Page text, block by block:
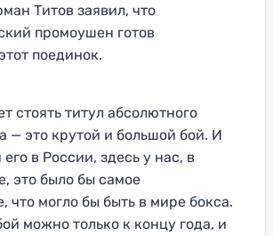
Титов заявил, что
промоушен готов
поединок.
стоять титул абсолютного
— это крутой и большой бой. И
в России, здесь у нас, в
это было бы самое
что могло бы быть в мире бокса.
можно только к концу года, и